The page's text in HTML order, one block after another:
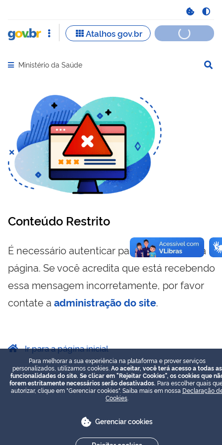
Abrir menu principal de navegação
Ministério da Saúde
Conteúdo Restrito
É necessário autenticar para visualizar essa
página. Se você acredita que está recebendo
essa mensagem incorretamente, por favor
contate a administração do site.
Ir para a página inicial
Para melhorar a sua experiência na plataforma e prover serviços
personalizados, utilizamos cookies. Ao aceitar, você terá acesso a todas as
funcionalidades do site. Se clicar em "Rejeitar Cookies", os cookies que
forem estritamente necessários serão desativados. Para escolher quais
autorizar, clique em "Gerenciar cookies". Saiba mais em nossa Declaração
Cookies
Gerenciar cookies